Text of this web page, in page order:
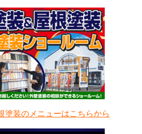
塗装のメニューはこちらから